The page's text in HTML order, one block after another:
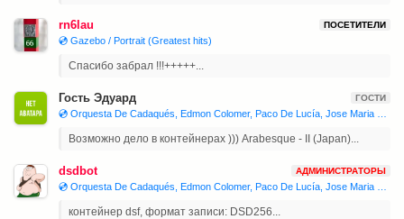
rn6lau ПОСЕТИТЕЛИ
💿 Gazebo / Portrait (Greatest hits)
Спасибо забрал !!!+++++...
Гость Эдуард ГОСТИ
Возможно дело в контейнерах ))) Arabesque - II (Japan)...
dsdbot АДМИНИСТРАТОРЫ
контейнер dsf, формат записи: DSD256...